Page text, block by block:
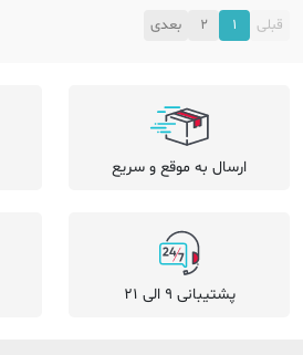
قبلی 1
2 بعدی
ارسال به موقع و سریع
پشتیبانی 9 الی 21